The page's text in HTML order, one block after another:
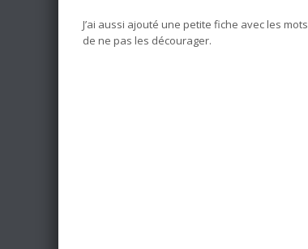
J’ai aussi ajouté une petite fiche avec les
de ne pas les décourager.